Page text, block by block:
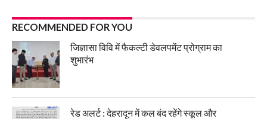
RECOMMENDED FOR YOU
जिज्ञासा विवि में फैकल्टी डेवलपमेंट प्रोग्राम का
शुभारंभ
रेड अलर्ट : देहरादून में कल बंद रहेंगे स्कूल और